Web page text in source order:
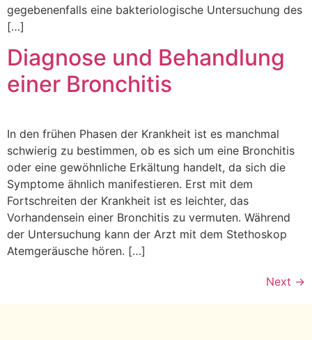
gegebenenfalls eine bakteriologische Untersuchung des
[…]
Diagnose und Behandlung
einer Bronchitis
In den frühen Phasen der Krankheit ist es manchmal
schwierig zu bestimmen, ob es sich um eine Bronchitis
oder eine gewöhnliche Erkältung handelt, da sich die
Symptome ähnlich manifestieren. Erst mit dem
Fortschreiten der Krankheit ist es leichter, das
Vorhandensein einer Bronchitis zu vermuten. Während
der Untersuchung kann der Arzt mit dem Stethoskop
Atemgeräusche hören. […]
Next →